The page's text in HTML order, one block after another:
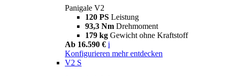
Panigale V2
120 PS Leistung
93,3 Nm Drehmoment
179 kg Gewicht ohne Kraftstoff
Ab 16.590 € i
Konfigurieren mehr entdecken
V2 S